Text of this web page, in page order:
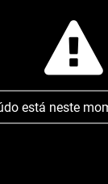
está neste